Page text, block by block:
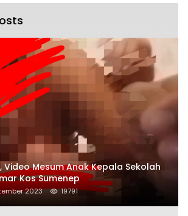
Video Mesum Anak Kepala Sekolah
Kos Sumenep
2023 19791